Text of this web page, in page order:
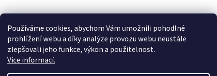
Používáme cookies, abychom Vám umožnili pohodlné
prohlížení webu a díky analýze provozu webu neustále
zlepšovali jeho funkce, výkon a použitelnost.
Více informací.
l
á
d
a
c
í
á